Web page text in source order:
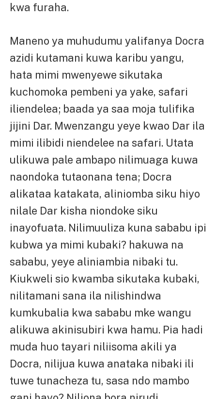
kwa furaha.
Maneno ya muhudumu yalifanya Docra
azidi kutamani kuwa karibu yangu,
hata mimi mwenyewe sikutaka
kuchomoka pembeni ya yake, safari
iliendelea; baada ya saa moja tulifika
jijini Dar. Mwenzangu yeye kwao Dar ila
mimi ilibidi niendelee na safari. Utata
ulikuwa pale ambapo nilimuaga kuwa
naondoka tutaonana tena; Docra
alikataa katakata, aliniomba siku hiyo
nilale Dar kisha niondoke siku
inayofuata. Nilimuuliza kuna sababu ipi
kubwa ya mimi kubaki? hakuwa na
sababu, yeye aliniambia nibaki tu.
Kiukweli sio kwamba sikutaka kubaki,
nilitamani sana ila nilishindwa
kumkubalia kwa sababu mke wangu
alikuwa akinisubiri kwa hamu. Pia hadi
muda huo tayari niliisoma akili ya
Docra, nilijua kuwa anataka nibaki ili
tuwe tunacheza tu, sasa ndo mambo